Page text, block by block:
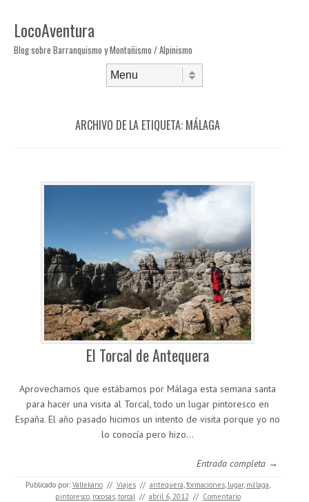
LocoAventura
Blog sobre Barranquismo y Montañismo / Alpinismo
ARCHIVO DE LA ETIQUETA: MÁLAGA
El Torcal de Antequera
Aprovechamos que estábamos por Málaga esta semana santa
para hacer una visita al Torcal, todo un lugar pintoresco en
España. El año pasado hicimos un intento de visita porque yo no
lo conocía pero hizo…
Entrada completa →
Publicado por: Vallekano // Viajes // antequera,formaciones, lugar, málaga,
pintoresco, rocosas,torcal // abril 6, 2012 // Comentario